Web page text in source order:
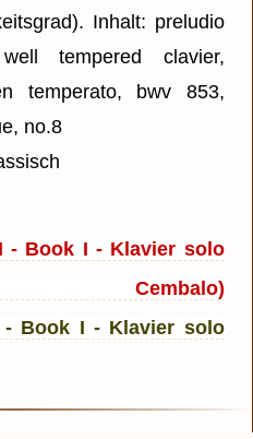
Inhalt: preludio
tempered clavier,
temperato, bwv 853,
no.8
- Book I - Klavier solo